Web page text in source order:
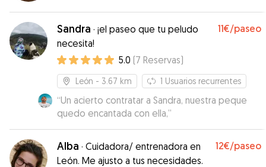
Sandra · ¡el paseo que tu peludo
necesita!
11€/paseo
5.0 (7 Reservas)
León - 3.67 km 1 Usuarios recurrentes
“Un acierto contratar a Sandra, nuestra peque
quedo encantada con ella,”
Alba · Cuidadora/ entrenadora en
León. Me ajusto a tus necesidades.
12€/paseo